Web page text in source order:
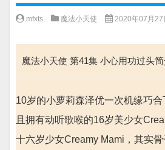
mfxts 魔法小天使 2020年07月27
魔法小天使 第41集 小心用功过头
10岁的小萝莉森泽优一次机缘巧
且拥有动听歌喉的16岁美少女
十六岁少女Creamy Mami，其实